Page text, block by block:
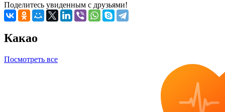
Поделитесь увиденным с друзьями!
Какао
Посмотреть все